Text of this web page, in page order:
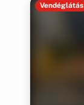
Vendéglátás